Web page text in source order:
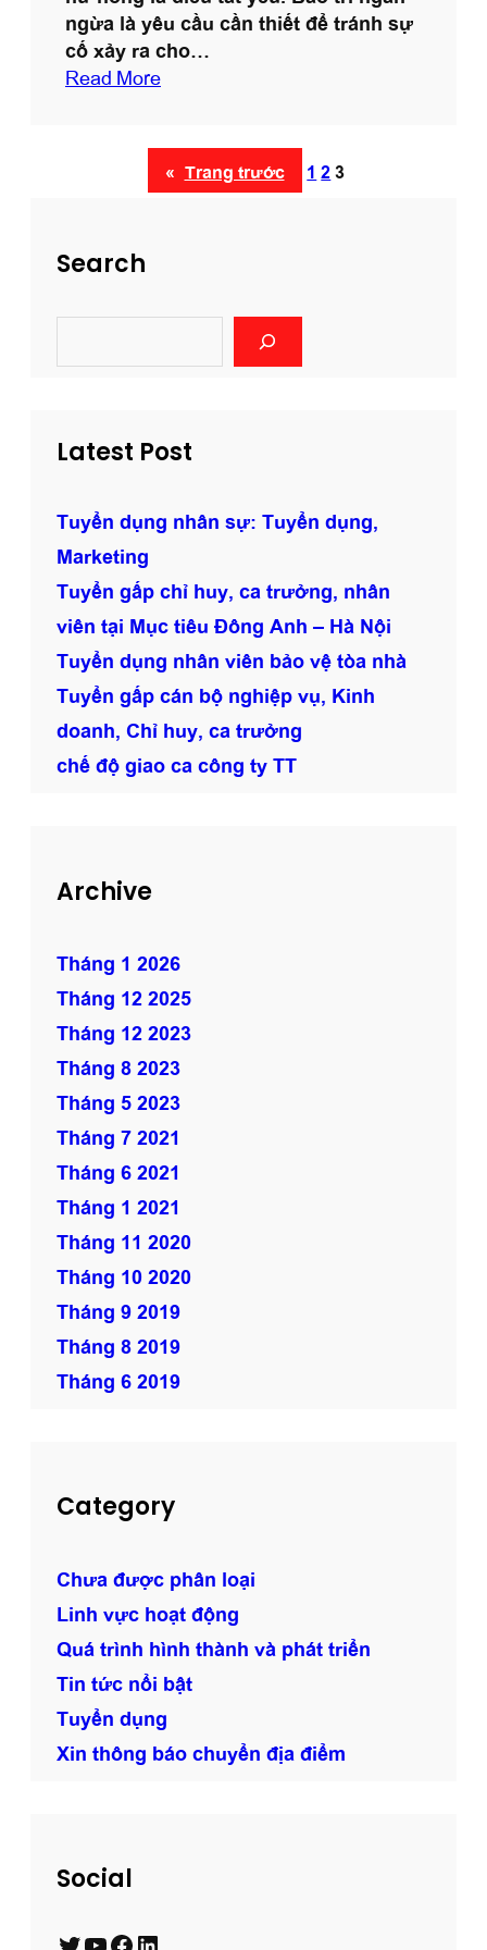
V
N
ngừa là yêu cầu cần thiết để tránh sự
cố xảy ra cho…
Read More:
c
h
n
à
q
n
ý
t
a
n
h
à
« Trang trước 1 23
Search
hLatest Post
Tuyển dụng nhân sự: Tuyển dụng,
Marketing
Tuyển gấp chỉ huy, ca trưởng, nhân
viên tại Mục tiêu Đông Anh – Hà Nội
Tuyển dụng nhân viên bảo vệ tòa nhà
Tuyển gấp cán bộ nghiệp vụ, Kinh
doanh, Chỉ huy, ca trưởng
chế độ giao ca công ty TT
Archive
Tháng 1 2026
Tháng 12 2025
Tháng 12 2023
Tháng 8 2023
Tháng 5 2023
Tháng 7 2021
Tháng 6 2021
Tháng 1 2021
Tháng 11 2020
Tháng 10 2020
Tháng 9 2019
Tháng 8 2019
Tháng 6 2019
Category
Chưa được phân loại
Linh vực hoạt động
Quá trình hình thành và phát triển
Tin tức nổi bật
Tuyển dụng
Xin thông báo chuyển địa điểm
Social